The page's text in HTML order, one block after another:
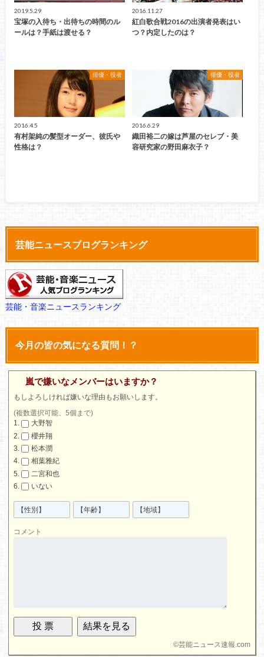
2019.5.29
宝塚の入待ち・出待ちの時間のル
ールは？手紙は渡せる？
2016.11.27
紅白歌合戦2016の出演者発表はい
つ？内定したのは？
俳優・役者
2016.4.5
有村架純の髪型オーダー、彼氏や
性格は？
俳優・役者
2016.6.29
織田裕二の嫁は芦屋のセレブ・美
容研究家の野田麻衣子？
芸能ニュースブログランキング
芸能・音楽ニュースランキング
今月の皆の気になる質問！？
嵐で嫌いなメンバーはいますか？
もしよろしければ嫌いな理由もお願いします。
(複数選択可能、5個まで)
大野智
櫻井翔
松本潤
相葉雅紀
二宮和也
いない
コメント
©芸能ニュース速報.com